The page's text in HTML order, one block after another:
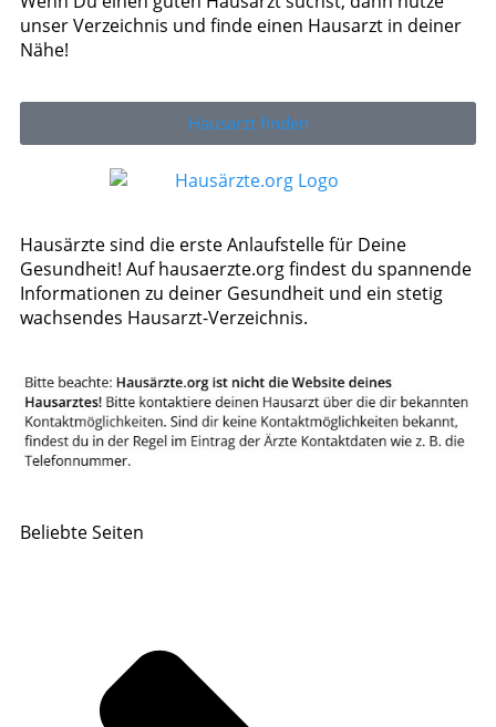
unser Verzeichnis und finde einen Hausarzt in deiner
Nähe!
Hausarzt finden
Hausärzte sind die erste Anlaufstelle für Deine
Gesundheit! Auf hausaerzte.org findest du spannende
Informationen zu deiner Gesundheit und ein stetig
wachsendes Hausarzt-Verzeichnis.
Beliebte Seiten